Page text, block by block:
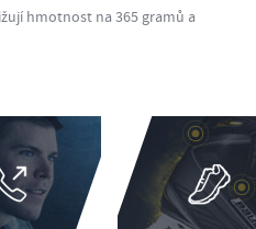
hmotnost na 365 gramů a